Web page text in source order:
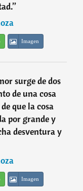
”
Imagen
surge de dos
de una cosa
que la cosa
por grande y
desventura y
Imagen